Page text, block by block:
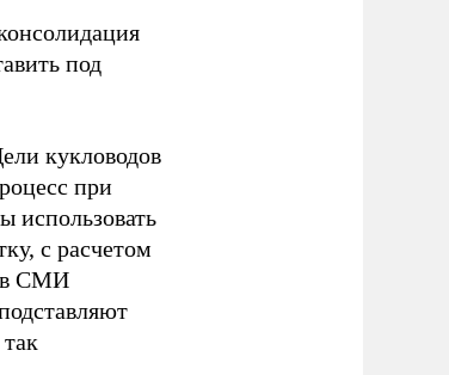
под
кукловодов
при
использовать
с расчетом
в СМИ